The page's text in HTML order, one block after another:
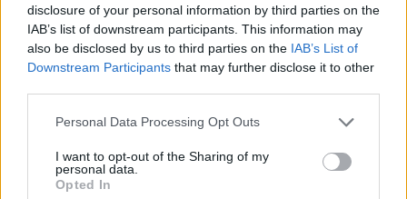
disclosure of your personal information by third parties on the
IAB’s list of downstream participants. This information may
also be disclosed by us to third parties on the IAB’s List of
Downstream Participants that may further disclose it to other
Personal Data Processing Opt Outs
I want to opt-out of the Sharing of my
personal data.
Opted In
do Izabeli Łęckiej. Ta decyzja prowadzi go do
rozczarowania i kryzysu psychicznego. Powieść
pokazuje, że los człowieka jest wypadkową
ukazuje, że wolność wyboru zawsze wiąże się z
odpowiedzialnością.